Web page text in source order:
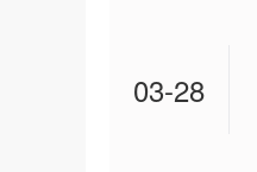
03-28